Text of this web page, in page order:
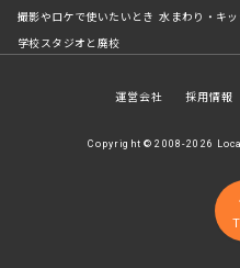
撮影やロケで使いたいとき 水まわり・キ
学校スタジオと廃校
運営会社 採用情報
Copyright © 2008-2026